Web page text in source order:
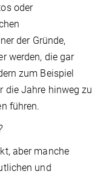
oder
der Gründe,
werden, die gar
zum Beispiel
die Jahre hinweg zu
führen.
aber manche
und